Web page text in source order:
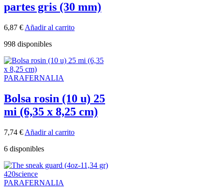
partes gris (30 mm)
6,87 € Añadir al carrito
998 disponibles
PARAFERNALIA
Bolsa rosin (10 u) 25
mi (6,35 x 8,25 cm)
7,74 € Añadir al carrito
6 disponibles
PARAFERNALIA